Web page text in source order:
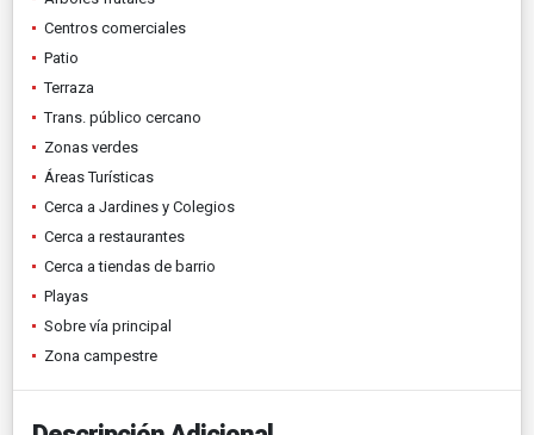
Centros comerciales
Patio
Terraza
Trans. público cercano
Zonas verdes
Áreas Turísticas
Cerca a Jardines y Colegios
Cerca a restaurantes
Cerca a tiendas de barrio
Playas
Sobre vía principal
Zona campestre